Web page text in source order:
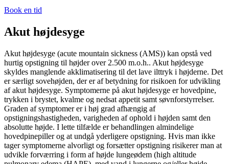
Book en tid
Akut højdesyge
Akut højdesyge (acute mountain sickness (AMS)) kan opstå ved
hurtig opstigning til højder over 2.500 m.o.h.. Akut højdesyge
skyldes manglende akklimatisering til det lave ilttryk i højderne. Det
er særligt sovehøjden, der er af betydning for risikoen for udvikling
af akut højdesyge. Symptomerne på akut højdesyge er hovedpine,
trykken i brystet, kvalme og nedsat appetit samt søvnforstyrrelser.
Graden af symptomer er i høj grad afhængig af
opstigningshastigheden, varigheden af ophold i højden samt den
absolutte højde. I lette tilfælde er behandlingen almindelige
hovedpinepiller og at undgå yderligere opstigning. Hvis man ikke
tager symptomerne alvorligt og forsætter opstigning risikerer man at
udvikle forværring i form af højde lungeødem (high altitude